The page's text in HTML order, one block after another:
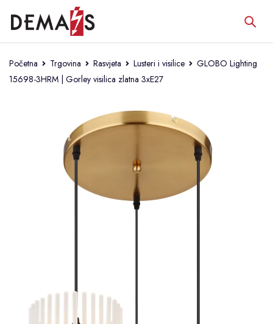
Početna Trgovina Rasvjeta Lusteri i visilice
GLOBO Lighting
15698-3HRM | Gorley visilica zlatna 3xE27